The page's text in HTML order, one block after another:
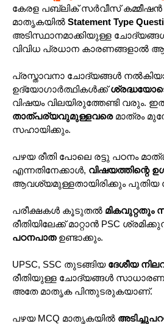
കേരള പബ്ലിക് സർവീസ് കമ്മീഷൻ
മാതൃകയിൽ Statement Type
അടിസ്ഥാനമാക്കിയുള്ള
വിവിധ പ്രധാന കാരണങ്ങളാൽ
പ്രസ്താവനാ ചോദ്യങ്ങൾ
ഉദ്യോഗാർത്ഥികൾക്ക്
വിഷയം വിലയിരുത്തേണ്ടി വരും.
താത്പര്യവുമുള്ളവരെ മാത്രം
സഹായിക്കും.
പഴയ രീതി പോലെ രട്ടു പഠനം
എന്നതിനേക്കാൾ, വിഷയത്തിന്റെ
ആവശ്യമുള്ളതായിരിക്കും
പരീക്ഷകൾ കൂടുതൽ
രീതിയിലേക്ക് മാറ്റാൻ PSC
പഠനപാതഉണ്ടാക്കും.
UPSC, SSC തുടങ്ങിയദേശീയ
രീതിയുള്ള ചോദ്യങ്ങൾ
അതേ മാതൃക പിന്തുടരുകയാണ്.
പഴയ MCQ മാതൃകയിൽ